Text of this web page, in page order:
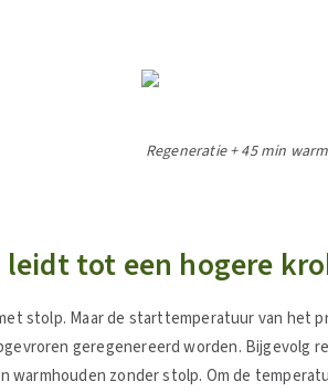
Regeneratie + 45 min
tot een hogere
stolp. Maar de starttemperatuur van het
geregenereerd worden. Bijgevolg
zonder stolp. Om de